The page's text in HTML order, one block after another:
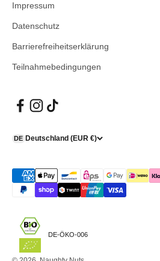
Impressum
Datenschutz
Barrierefreiheitserklärung
Teilnahmebedingungen
DE Deutschland (EUR €)
DE-ÖKO-006